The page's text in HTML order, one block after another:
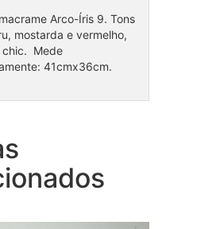
Arco-Íris 9. Tons
mostarda e vermelho,
chic. Mede
41cmx36cm.
Canina